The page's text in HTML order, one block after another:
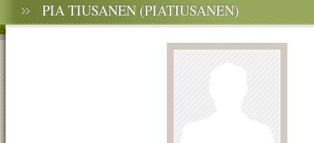
PIA TIUSANEN (PIATIUSANEN)